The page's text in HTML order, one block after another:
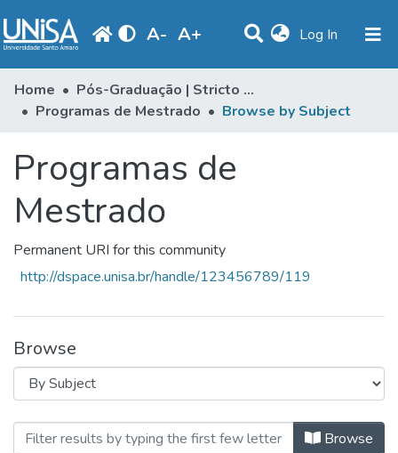
A- A+ Log In (current)
Communities & Collections
Browse
Produção Docente
Library
Home
Pós-Graduação | Stricto Sensu
Programas de Mestrado
Browse by Subject
Programas de
Mestrado
Permanent URI for this community
http://dspace.unisa.br/handle/123456789/119
Browse
Browsing Programas de Browse